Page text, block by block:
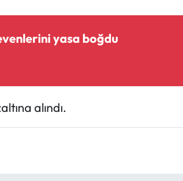
yasa boğdu
alındı.